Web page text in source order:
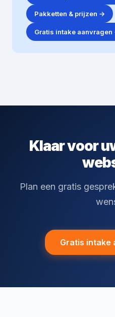
Pakketten & prijzen →
Gratis intake aanvragen
Klaar voor
Plan een gratis
Gratis intake